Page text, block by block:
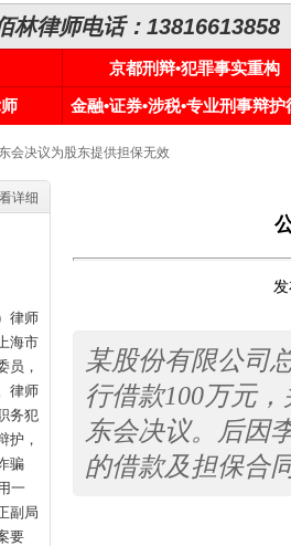
林律师电话：13816613858
京都刑辩•犯罪事实重构
金融•证券•涉税•专业刑事辩护
会决议为股东提供担保无效
详细
律师
海市
员，
律师
务犯
护，
骗
一
副局
要
某股份有限公司
行借款100万元
东会决议。后因
的借款及担保合